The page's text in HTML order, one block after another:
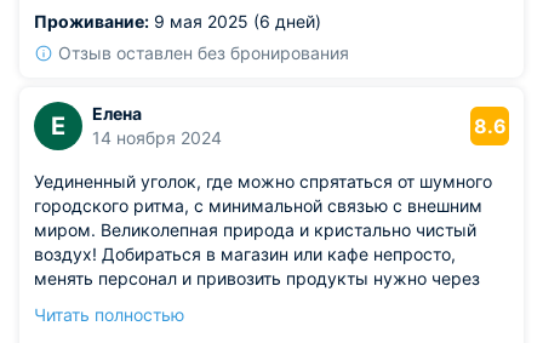
чаще и становитесь здоровее.
Проживание: 9 мая 2025 (6 дней)
Отзыв оставлен без бронирования
Е
Елена
14 ноября 2024
8.6
Уединенный уголок, где можно спрятаться от шумного
городского ритма, с минимальной связью с внешним
миром. Великолепная природа и кристально чистый
воздух! Добираться в магазин или кафе непросто,
менять персонал и привозить продукты нужно через
время. Если все успеть приобрести сразу, то отдых
Читать полностью